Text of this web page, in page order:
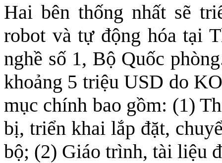
Hai bên thống nhất sẽ
robot và tự động hóa tại
nghề số 1, Bộ Quốc
khoảng 5 triệu USD do
mục chính bao gồm: (1)
bị, triển khai lắp đặt,
bộ; (2) Giáo trình, tài liệu